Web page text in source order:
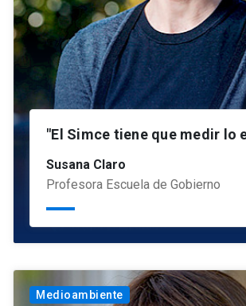
"El Simce tiene que medir lo
Susana Claro
Profesora Escuela de Gobierno
Medioambiente